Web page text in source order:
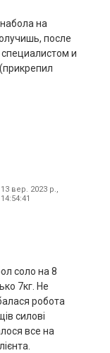
на
после
и
13 вер. 2023 р.,
14:54:41
соло на 8
7кг. Не
робота
силові
все на